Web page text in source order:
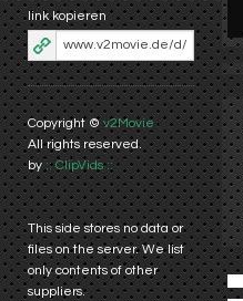
link kopieren
Copyright © v2Movie
All rights reserved.
by :: ClipVids ::
This side stores no data or
files on the server. We list
only contents of other
suppliers.